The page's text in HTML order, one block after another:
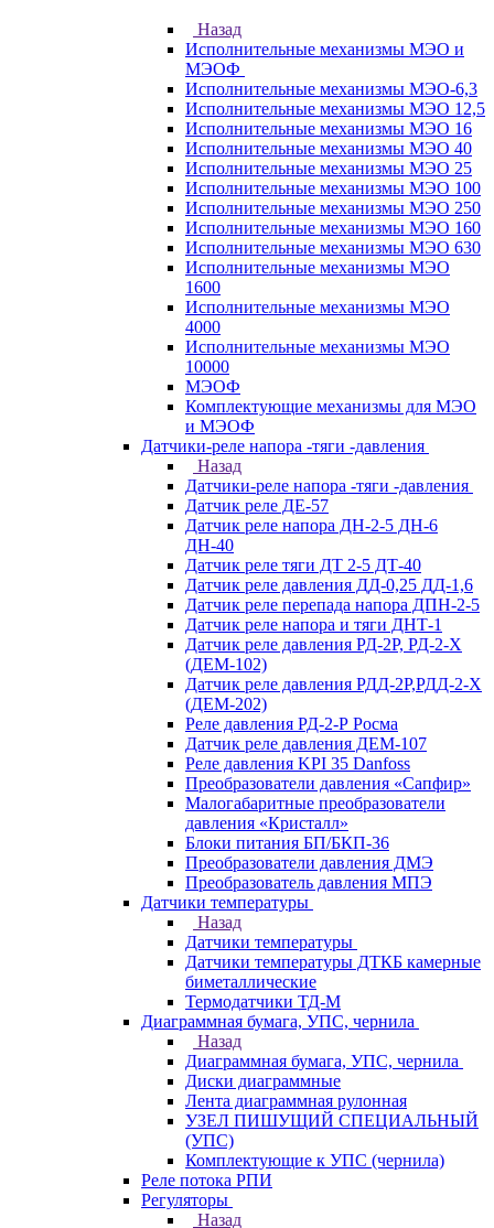
Назад
Исполнительные механизмы МЭО и
МЭОФ
Исполнительные механизмы МЭО-6,3
Исполнительные механизмы МЭО 12,5
Исполнительные механизмы МЭО 16
Исполнительные механизмы МЭО 40
Исполнительные механизмы МЭО 25
Исполнительные механизмы МЭО 100
Исполнительные механизмы МЭО 250
Исполнительные механизмы МЭО 160
Исполнительные механизмы МЭО 630
Исполнительные механизмы МЭО
1600
Исполнительные механизмы МЭО
4000
Исполнительные механизмы МЭО
10000
МЭОФ
Комплектующие механизмы для МЭО
и МЭОФ
Датчики-реле напора -тяги -давления
Назад
Датчики-реле напора -тяги -давления
Датчик реле ДЕ-57
Датчик реле напора ДН-2-5 ДН-6
ДН-40
Датчик реле тяги ДТ 2-5 ДТ-40
Датчик реле давления ДД-0,25 ДД-1,6
Датчик реле перепада напора ДПН-2-5
Датчик реле напора и тяги ДНТ-1
Датчик реле давления РД-2Р, РД-2-Х
(ДЕМ-102)
Датчик реле давления РДД-2Р,РДД-2-Х
(ДЕМ-202)
Реле давления РД-2-Р Росма
Датчик реле давления ДЕМ-107
Реле давления KPI 35 Danfoss
Преобразователи давления «Сапфир»
Малогабаритные преобразователи
давления «Кристалл»
Блоки питания БП/БКП-36
Преобразователи давления ДМЭ
Преобразователь давления МПЭ
Датчики температуры
Назад
Датчики температуры
Датчики температуры ДТКБ камерные
биметаллические
Термодатчики ТД-М
Диаграммная бумага, УПС, чернила
Назад
Диаграммная бумага, УПС, чернила
Диски диаграммные
Лента диаграммная рулонная
УЗЕЛ ПИШУЩИЙ СПЕЦИАЛЬНЫЙ
(УПС)
Комплектующие к УПС (чернила)
Реле потока РПИ
Регуляторы
Назад